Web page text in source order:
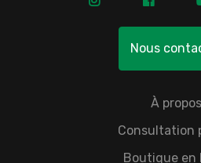
Nous
À propos
Consultation
Boutique en